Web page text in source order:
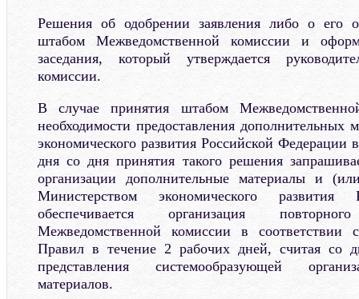
Решения об одобрении заявления либо о его
штабом Межведомственной комиссии и
заседания, который утверждается
комиссии.
В случае принятия штабом
необходимости предоставления дополнительных
экономического развития Российской Федерации
дня со дня принятия такого решения
организации дополнительные материалы и
Министерством экономического развития
обеспечивается организация
Межведомственной комиссии в
Правил в течение 2 рабочих дней, считая со
представления системообразующей
материалов.